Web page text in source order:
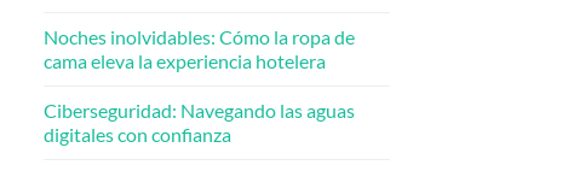
Noches inolvidables: Cómo la ropa de
cama eleva la experiencia hotelera
Ciberseguridad: Navegando las aguas
digitales con confianza